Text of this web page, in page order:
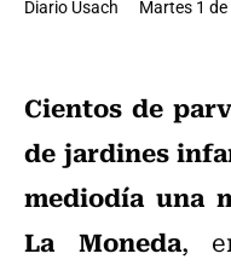
Diario Usach Martes 1
Cientos de
de jardines
mediodía una
La Moneda,